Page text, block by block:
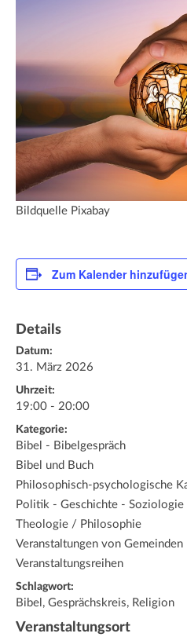
Bildquelle Pixabay
Zum Kalender
Details
Datum:
31. März 2026
Uhrzeit:
19:00 - 20:00
Kategorie:
Bibel - Bibelgespräch
Bibel und Buch
Philosophisch-psychologische
Politik - Geschichte - Soziologie
Theologie / Philosophie
Veranstaltungen von Gemeinden
Veranstaltungsreihen
Schlagwort:
Bibel, Gesprächskreis, Religion
Veranstaltungsort